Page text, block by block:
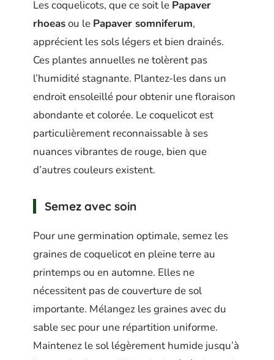
Les coquelicots, que ce soit le Papaver
rhoeasou le Papaver somniferum,
apprécient les sols légers et bien drainés.
Ces plantes annuelles ne tolèrent pas
l’humidité stagnante. Plantez-les dans un
endroit ensoleillé pour obtenir une floraison
abondante et colorée. Le coquelicot est
particulièrement reconnaissable à ses
nuances vibrantes de rouge, bien que
d’autres couleurs existent.
Semez avec soin
Pour une germination optimale, semez les
graines de coquelicot en pleine terre au
printemps ou en automne. Elles ne
nécessitent pas de couverture de sol
importante. Mélangez les graines avec du
sable sec pour une répartition uniforme.
Maintenez le sol légèrement humide jusqu’à